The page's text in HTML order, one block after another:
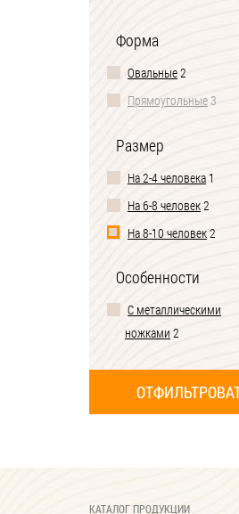
Форма
Овальные2
Прямоугольные3
Размер
На 2-4 человека 1
На 6-8 человек2
На 8-10 человек2
Особенности
С металлическими
ножками 2
КАТАЛОГ ПРОДУКЦИИ